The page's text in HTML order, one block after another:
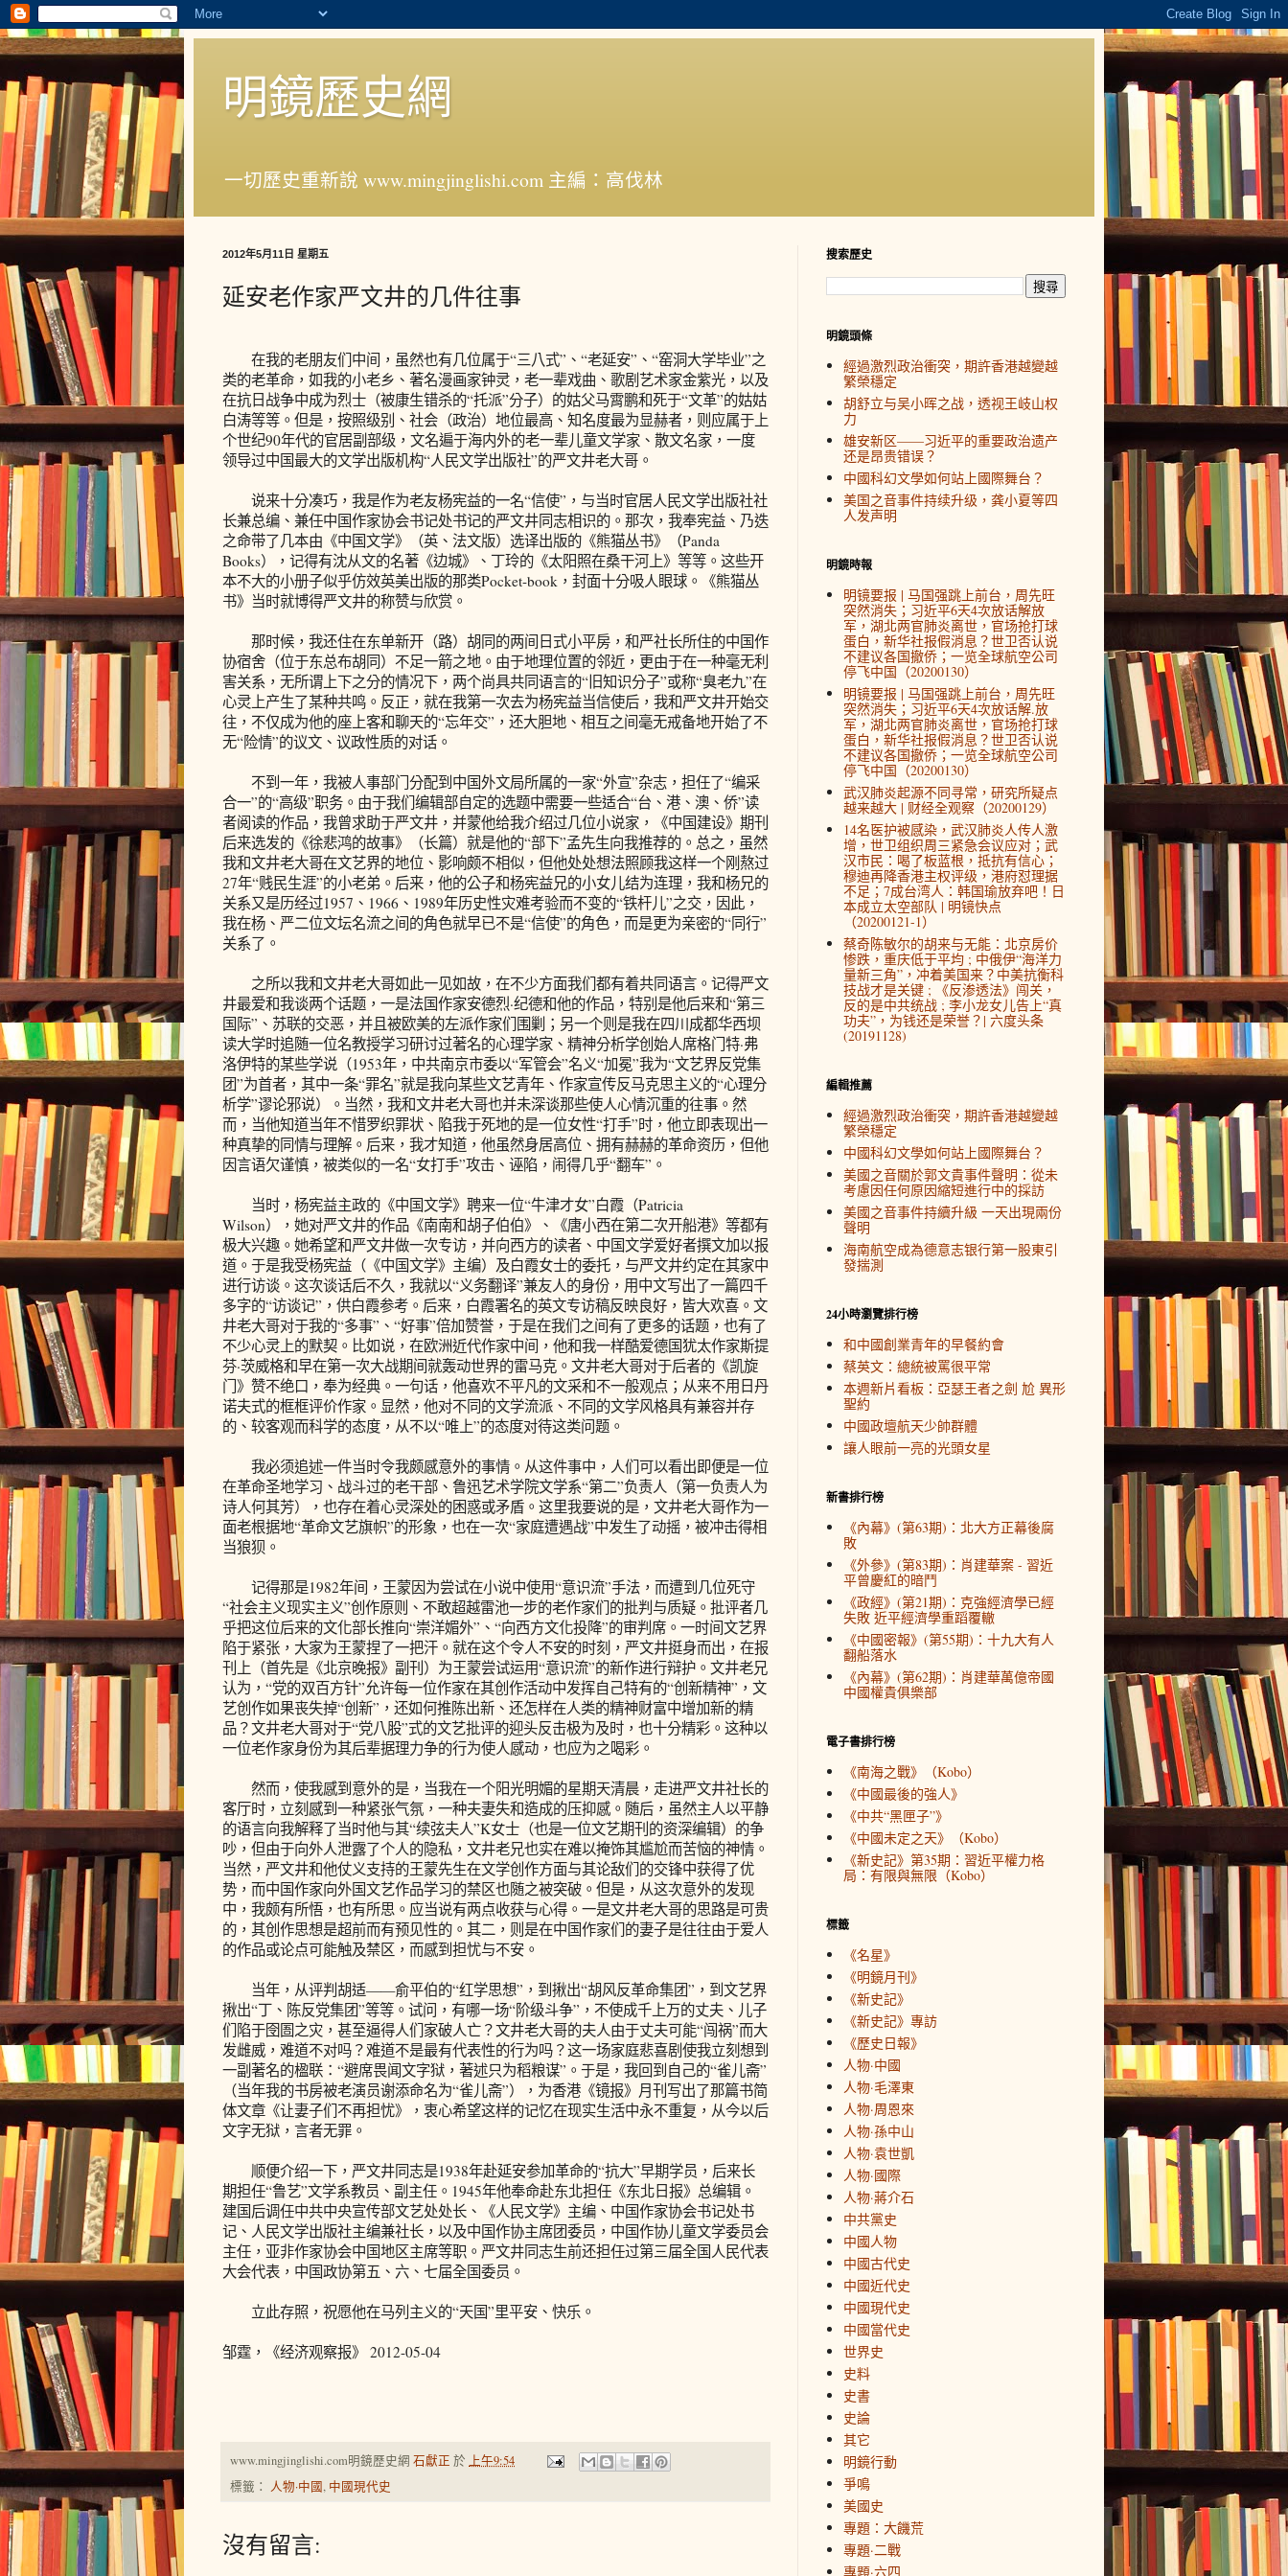
明鏡歷史網
一切歷史重新說 www.mingjinglishi.com 主編：高伐林
2012年5月11日 星期五
延安老作家严文井的几件往事
在我的老朋友们中间，虽然也有几位属于“三八式”、“老延安”、“窑洞大学毕业”之
类的老革命，如我的小老乡、著名漫画家钟灵，老一辈戏曲、歌剧艺术家金紫光，以及
在抗日战争中成为烈士（被康生错杀的“托派”分子）的姑父马霄鹏和死于“文革”的姑姑
白涛等等。但是，按照级别、社会（政治）地位最高、知名度最为显赫者，则应属于上
个世纪90年代的官居副部级，文名遍于海内外的老一辈儿童文学家、散文名家，一度
领导过中国最大的文学出版机构“人民文学出版社”的严文井老大哥。
说来十分凑巧，我是作为老友杨宪益的一名“信使”，与当时官居人民文学出版社社
长兼总编、兼任中国作家协会书记处书记的严文井同志相识的。那次，我奉宪益、乃迭
之命带了几本由《中国文学》（英、法文版）选译出版的《熊猫丛书》（Panda
Books），记得有沈从文的名著《边城》、丁玲的《太阳照在桑干河上》等等。这些开
本不大的小册子似乎仿效英美出版的那类Pocket-book，封面十分吸人眼球。《熊猫丛
书》当时就博得严文井的称赞与欣赏。
那时候，我还住在东单新开（路）胡同的两间日式小平房，和严社长所住的中国作
协宿舍（位于东总布胡同）不足一箭之地。由于地理位置的邻近，更由于在一种毫无利
害关系，无所谓上下之分的情况下，两个尚具共同语言的“旧知识分子”或称“臭老九”在
心灵上产生了某种共鸣。反正，就在我第一次去为杨宪益当信使后，我和严文井开始交
往，不仅成为他的座上客和聊天的“忘年交”，还大胆地、相互之间毫无戒备地开始了不
无“险情”的议文、议政性质的对话。
不到一年，我被人事部门分配到中国外文局所属的一家“外宣”杂志，担任了“编采
合一”的“高级”职务。由于我们编辑部自定的选题中需要一些适合“台、港、澳、侨”读
者阅读的作品，我曾求助于严文井，并蒙他给我介绍过几位小说家，《中国建设》期刊
后来选发的《徐悲鸿的故事》（长篇）就是他的“部下”孟先生向我推荐的。总之，虽然
我和文井老大哥在文艺界的地位、影响颇不相似，但他处处想法照顾我这样一个刚熬过
27年“贱民生涯”的小老弟。后来，他的公子和杨宪益兄的小女儿结为连理，我和杨兄的
关系又是历经过1957、1966、1989年历史性灾难考验而不变的“铁杆儿”之交，因此，
我在杨、严二位文坛名流之间的角色就早已不是“信使”的角色，而是更为亲密的“同行”
关系了。
之所以我和文井老大哥如此一见如故，在不少方面我们都有着共同语言。记得严文
井最爱和我谈两个话题，一是法国作家安德烈·纪德和他的作品，特别是他后来和“第三
国际”、苏联的交恶，并且被欧美的左派作家们围剿；另一个则是我在四川成都华西坝
读大学时追随一位名教授学习研讨过著名的心理学家、精神分析学创始人席格门特·弗
洛伊特的某些学说（1953年，中共南京市委以“军管会”名义“加冕”我为“文艺界反党集
团”为首者，其中一条“罪名”就是我向某些文艺青年、作家宣传反马克思主义的“心理分
析学”谬论邪说）。当然，我和文井老大哥也并未深谈那些使人心情沉重的往事。然
而，当他知道当年不惜罗织罪状、陷我于死地的是一位女性“打手”时，他立即表现出一
种真挚的同情与理解。后来，我才知道，他虽然身居高位、拥有赫赫的革命资历，但他
因言语欠谨慎，被类似的一名“女打手”攻击、诬陷，闹得几乎“翻车”。
当时，杨宪益主政的《中国文学》聘来一位“牛津才女”白霞（Patricia
Wilson），她对严文井的作品《南南和胡子伯伯》、《唐小西在第二次开船港》等都有
极大兴趣。她希望和严文井做一次专访，并向西方的读者、中国文学爱好者撰文加以报
道。于是我受杨宪益（《中国文学》主编）及白霞女士的委托，与严文井约定在其家中
进行访谈。这次谈话后不久，我就以“义务翻译”兼友人的身份，用中文写出了一篇四千
多字的“访谈记”，供白霞参考。后来，白霞署名的英文专访稿反映良好，皆大欢喜。文
井老大哥对于我的“多事”、“好事”倍加赞誉，于是在我们之间有了更多的话题，也有了
不少心灵上的默契。比如说，在欧洲近代作家中间，他和我一样酷爱德国犹太作家斯提
芬·茨威格和早在第一次大战期间就轰动世界的雷马克。文井老大哥对于后者的《凯旋
门》赞不绝口，奉为经典。一句话，他喜欢不平凡的文采和不一般观点；从来不用日丹
诺夫式的框框评价作家。显然，他对不同的文学流派、不同的文学风格具有兼容并存
的、较客观而科学的态度，从不以“唯上”的态度对待这类问题。
我必须追述一件当时令我颇感意外的事情。从这件事中，人们可以看出即便是一位
在革命圣地学习、战斗过的老干部、鲁迅艺术学院文学系“第二”负责人（第一负责人为
诗人何其芳），也存在着心灵深处的困惑或矛盾。这里我要说的是，文井老大哥作为一
面老根据地“革命文艺旗帜”的形象，也在一次“家庭遭遇战”中发生了动摇，被冲击得相
当狼狈。
记得那是1982年间，王蒙因为尝试在小说中使用“意识流”手法，而遭到几位死守
“社会主义现实主义”创作原则、不敢超越雷池一步的老作家们的批判与质疑。批评者几
乎把这位后来的文化部长推向“崇洋媚外”、“向西方文化投降”的审判席。一时间文艺界
陷于紧张，大家为王蒙捏了一把汗。就在这个令人不安的时刻，严文井挺身而出，在报
刊上（首先是《北京晚报》副刊）为王蒙尝试运用“意识流”的新作进行辩护。文井老兄
认为，“党的双百方针”允许每一位作家在其创作活动中发挥自己特有的“创新精神”，文
艺创作如果丧失掉“创新”，还如何推陈出新、还怎样在人类的精神财富中增加新的精
品？文井老大哥对于“党八股”式的文艺批评的迎头反击极为及时，也十分精彩。这种以
一位老作家身份为其后辈据理力争的行为使人感动，也应为之喝彩。
然而，使我感到意外的是，当我在一个阳光明媚的星期天清晨，走进严文井社长的
客厅时，立刻感到一种紧张气氛，一种夫妻失和造成的压抑感。随后，虽然主人以平静
的语言向我解释了当时他与其“续弦夫人”K女士（也是一位文艺期刊的资深编辑）的争
吵，但由于向外人泄露了个人的隐私，文井老兄也实在难以掩饰其尴尬而苦恼的神情。
当然，严文井和他仗义支持的王蒙先生在文学创作方面与其论敌们的交锋中获得了优
势，而中国作家向外国文艺作品学习的禁区也随之被突破。但是，从这次意外的发现
中，我颇有所悟，也有所思。应当说有两点收获与心得。一是文井老大哥的思路是可贵
的，其创作思想是超前而有预见性的。其二，则是在中国作家们的妻子是往往由于爱人
的作品或论点可能触及禁区，而感到担忧与不安。
当年，从评判胡适——俞平伯的“红学思想”，到揪出“胡风反革命集团”，到文艺界
揪出“丁、陈反党集团”等等。试问，有哪一场“阶级斗争”，不使成千上万的丈夫、儿子
们陷于囹圄之灾，甚至逼得人们家破人亡？文井老大哥的夫人由于丈夫可能“闯祸”而大
发雌威，难道不对吗？难道不是最有代表性的行为吗？这一场家庭悲喜剧使我立刻想到
一副著名的楹联：“避席畏闻文字狱，著述只为稻粮谋”。于是，我回到自己的“雀儿斋”
（当年我的书房被老演员谢添命名为“雀儿斋”），为香港《镜报》月刊写出了那篇书简
体文章《让妻子们不再担忧》，衷心希望这样的记忆在现实生活中永不重复，从今以后
文字无狱，言者无罪。
顺便介绍一下，严文井同志是1938年赴延安参加革命的“抗大”早期学员，后来长
期担任“鲁艺”文学系教员、副主任。1945年他奉命赴东北担任《东北日报》总编辑。
建国后调任中共中央宣传部文艺处处长、《人民文学》主编、中国作家协会书记处书
记、人民文学出版社主编兼社长，以及中国作协主席团委员，中国作协儿童文学委员会
主任，亚非作家协会中国地区主席等职。严文井同志生前还担任过第三届全国人民代表
大会代表，中国政协第五、六、七届全国委员。
立此存照，祝愿他在马列主义的“天国”里平安、快乐。
邹霆，《经济观察报》 2012-05-04
www.mingjinglishi.com明鏡歷史網 石獻正 於 上午9:54
標籤： 人物·中國, 中國現代史
沒有留言:
搜索歷史
明鏡頭條
經過激烈政治衝突，期許香港越變越
繁榮穩定
胡舒立与吴小晖之战，透视王岐山权
力
雄安新区——习近平的重要政治遗产
还是昂贵错误？
中國科幻文學如何站上國際舞台？
美国之音事件持续升级，龚小夏等四
人发声明
明鏡時報
明镜要报 | 马国强跳上前台，周先旺
突然消失；习近平6天4次放话解放
军，湖北两官肺炎离世，官场抢打球
蛋白，新华社报假消息？世卫否认说
不建议各国撤侨；一览全球航空公司
停飞中国（20200130）
明镜要报 | 马国强跳上前台，周先旺
突然消失；习近平6天4次放话解.放
军，湖北两官肺炎离世，官场抢打球
蛋白，新华社报假消息？世卫否认说
不建议各国撤侨；一览全球航空公司
停飞中国（20200130）
武汉肺炎起源不同寻常，研究所疑点
越来越大 | 财经全观察（20200129）
14名医护被感染，武汉肺炎人传人激
增，世卫组织周三紧急会议应对；武
汉市民：喝了板蓝根，抵抗有信心；
穆迪再降香港主权评级，港府怼理据
不足；7成台湾人：韩国瑜放弃吧！日
本成立太空部队 | 明镜快点
（20200121-1）
蔡奇陈敏尔的胡来与无能：北京房价
惨跌，重庆低于平均 ; 中俄伊“海洋力
量新三角”，冲着美国来？中美抗衡科
技战才是关键 ; 《反渗透法》闯关，
反的是中共统战 ; 李小龙女儿告上“真
功夫”，为钱还是荣誉？| 六度头条
(20191128)
編輯推薦
經過激烈政治衝突，期許香港越變越
繁榮穩定
中國科幻文學如何站上國際舞台？
美國之音關於郭文貴事件聲明：從未
考慮因任何原因縮短進行中的採訪
美國之音事件持續升級 一天出現兩份
聲明
海南航空成為德意志银行第一股東引
發揣測
24小時瀏覽排行榜
和中國創業青年的早餐約會
蔡英文：總統被罵很平常
本週新片看板：亞瑟王者之劍 尬 異形
聖約
中國政壇航天少帥群體
讓人眼前一亮的光頭女星
新書排行榜
《內幕》(第63期)：北大方正幕後腐
敗
《外參》(第83期)：肖建華案 - 習近
平曾慶紅的暗鬥
《政經》(第21期)：克強經濟學已經
失敗 近平經濟學重蹈覆轍
《中國密報》(第55期)：十九大有人
翻船落水
《內幕》(第62期)：肖建華萬億帝國
中國權貴俱樂部
電子書排行榜
《南海之戰》（Kobo）
《中國最後的強人》
《中共“黑匣子”》
《中國未定之天》（Kobo）
《新史記》第35期：習近平權力格
局：有限與無限（Kobo）
標籤
《名星》
《明鏡月刊》
《新史記》
《新史記》專訪
《歷史日報》
人物·中國
人物·毛澤東
人物·周恩來
人物·孫中山
人物·袁世凱
人物·國際
人物·蔣介石
中共黨史
中國人物
中國古代史
中國近代史
中國現代史
中國當代史
世界史
史料
史書
史論
其它
明鏡行動
爭鳴
美國史
專題：大饑荒
專題·二戰
專題·六四